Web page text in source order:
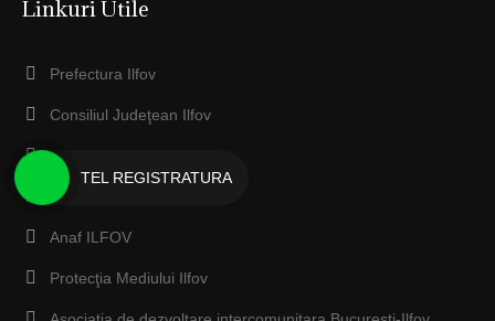
Linkuri Utile
Prefectura Ilfov
Consiliul Judeţean Ilfov
IPJ ILFOV
EcoSal Serv Dobroesti
Anaf ILFOV
Protecţia Mediului Ilfov
TEL REGISTRATURA